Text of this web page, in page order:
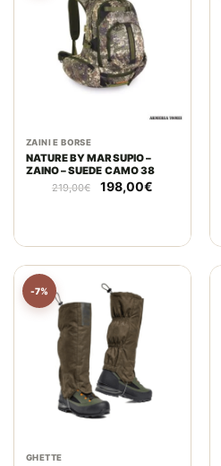
ZAINI E BORSE
NATURE BY MARSUPIO –
ZAINO – SUEDE CAMO 38
219,00€
Il
prezzo
198,00€
198,00€.
-7%
GHETTE